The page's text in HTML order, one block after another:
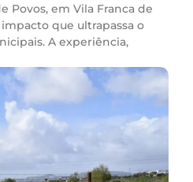
Povos, em Vila Franca de
que ultrapassa o
A experiência,